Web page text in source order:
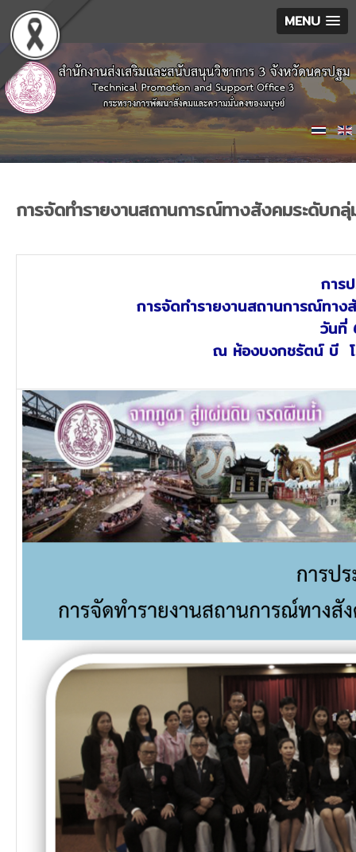
MENU
การจัดทำรายงานสถานการณ์ทางสังคมระดับ
การ
การจัดทำรายงานสถานการณ์ทา
วันที่
ณ ห้องบงกชรัตน์ บี โ